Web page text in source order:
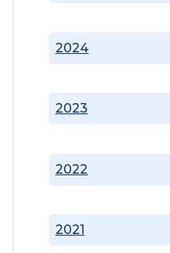
2021
2022
2023
2024